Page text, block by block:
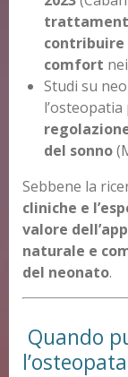
comfort
Studi su
l’osteopatia
del sonno
Sebbene la
cliniche e
valore
naturale e
del neonato.
Quando
l’osteopata